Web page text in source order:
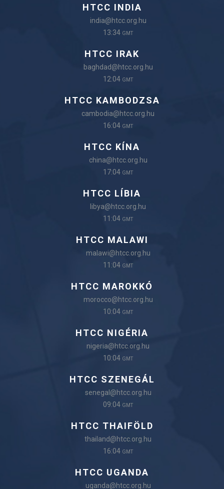
HTCC INDIA
india@htcc.org.hu
13:34 GMT
HTCC IRAK
baghdad@htcc.org.hu
12:04 GMT
HTCC KAMBODZSA
cambodia@htcc.org.hu
16:04 GMT
HTCC KÍNA
china@htcc.org.hu
17:04 GMT
HTCC LÍBIA
libya@htcc.org.hu
11:04 GMT
HTCC MALAWI
malawi@htcc.org.hu
11:04 GMT
HTCC MAROKKÓ
morocco@htcc.org.hu
10:04 GMT
HTCC NIGÉRIA
nigeria@htcc.org.hu
10:04 GMT
HTCC SZENEGÁL
senegal@htcc.org.hu
09:04 GMT
HTCC THAIFÖLD
thailand@htcc.org.hu
16:04 GMT
HTCC UGANDA
uganda@htcc.org.hu